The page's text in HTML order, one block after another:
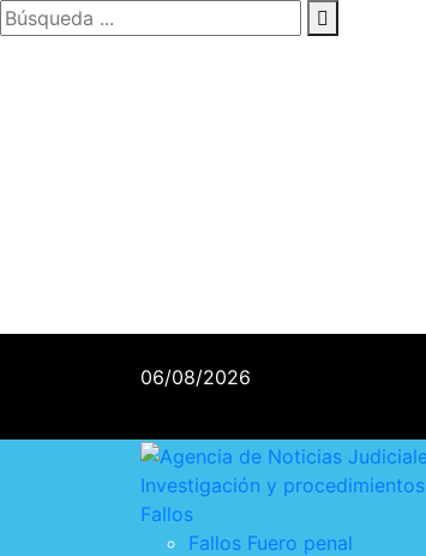
06/08/2026
Investigación y procedimientos
Fallos
Fallos Fuero penal